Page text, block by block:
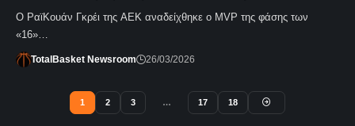
Ο ΡαϊΚουάν Γκρέι της ΑΕΚ αναδείχθηκε ο MVP της φάσης των
«16»…
TotalBasket Newsroom 26/03/2026
1 2 3 … 17 18